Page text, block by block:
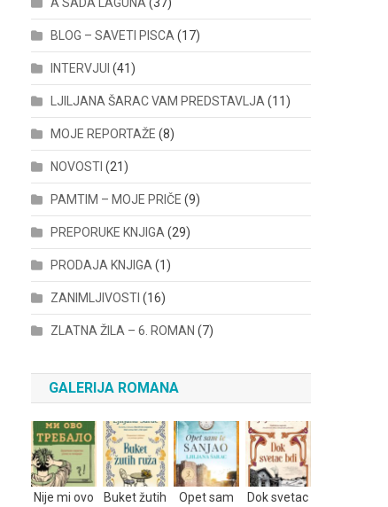
BLOG – SAVETI PISCA (17)
INTERVJUI (41)
LJILJANA ŠARAC VAM PREDSTAVLJA (11)
MOJE REPORTAŽE (8)
NOVOSTI (21)
PAMTIM – MOJE PRIČE (9)
PREPORUKE KNJIGA (29)
PRODAJA KNJIGA (1)
ZANIMLJIVOSTI (16)
ZLATNA ŽILA – 6. ROMAN (7)
GALERIJA ROMANA
Nije mi ovo
Buket žutih
Opet sam
Dok svetac